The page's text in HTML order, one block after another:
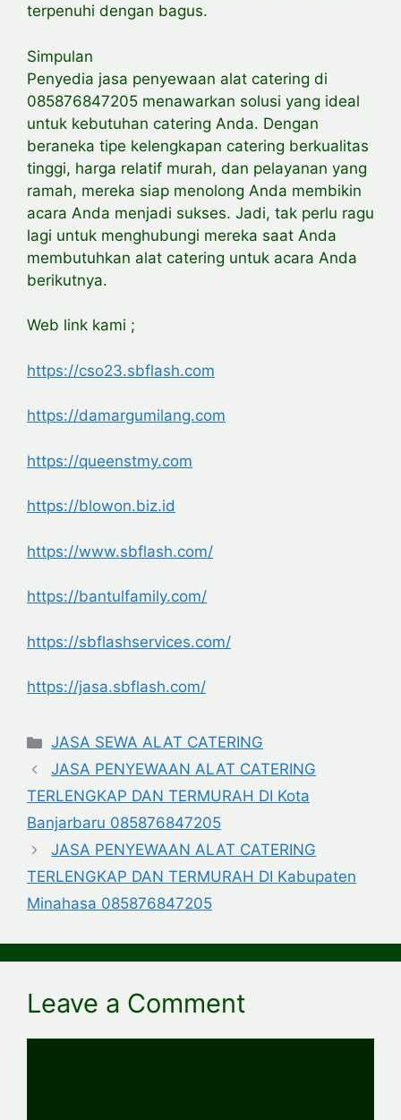
terpenuhi dengan bagus.
Simpulan
Penyedia jasa penyewaan alat catering di
085876847205 menawarkan solusi yang ideal
untuk kebutuhan catering Anda. Dengan
beraneka tipe kelengkapan catering berkualitas
tinggi, harga relatif murah, dan pelayanan yang
ramah, mereka siap menolong Anda membikin
acara Anda menjadi sukses. Jadi, tak perlu ragu
lagi untuk menghubungi mereka saat Anda
membutuhkan alat catering untuk acara Anda
berikutnya.
Web link kami ;
https://cso23.sbflash.com
https://damargumilang.com
https://queenstmy.com
https://blowon.biz.id
https://www.sbflash.com/
https://bantulfamily.com/
https://sbflashservices.com/
https://jasa.sbflash.com/
Categories
JASA SEWA ALAT CATERING
JASA PENYEWAAN ALAT CATERING
TERLENGKAP DAN TERMURAH DI Kota
Banjarbaru 085876847205
JASA PENYEWAAN ALAT CATERING
TERLENGKAP DAN TERMURAH DI Kabupaten
Minahasa 085876847205
Leave a Comment